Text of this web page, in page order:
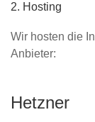
2. Hosting
Wir hosten die
Anbieter:
Hetzner